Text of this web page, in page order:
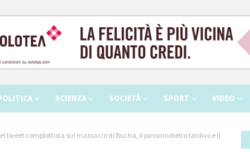
SCIENZA SOCIETÀ SPORT VIDEO
tweet complottista sul massacro di Bucha, il passo indietro tardivo e il